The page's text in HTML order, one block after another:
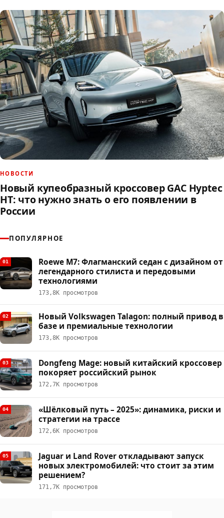
НОВОСТИ
Новый купеобразный кроссовер GAC Hyptec
HT: что нужно знать о его появлении в
России
ПОПУЛЯРНОЕ
01
Roewe M7: Флагманский седан с дизайном от
легендарного стилиста и передовыми
технологиями
173,8К просмотров
02
Новый Volkswagen Talagon: полный привод в
базе и премиальные технологии
173,8К просмотров
03
Dongfeng Mage: новый китайский кроссовер
покоряет российский рынок
172,7К просмотров
04
«Шёлковый путь – 2025»: динамика, риски и
стратегии на трассе
172,6К просмотров
05
Jaguar и Land Rover откладывают запуск
новых электромобилей: что стоит за этим
решением?
171,7К просмотров